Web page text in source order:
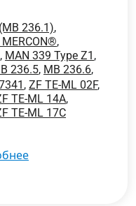
236.1),
,
, MAN 339 Type Z1 ,
236.5, MB 236.6,
, ZF TE-ML 02F,
TE-ML 14A,
TE-ML 17C